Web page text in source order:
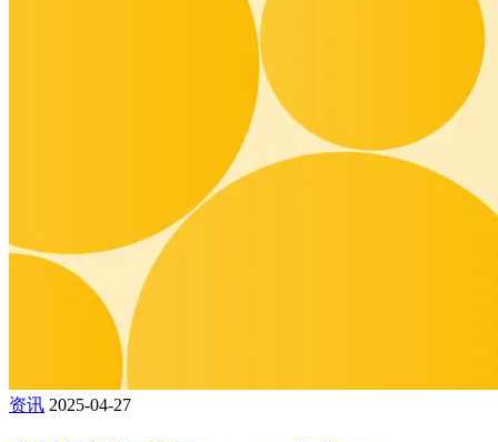
资讯 2025-04-27